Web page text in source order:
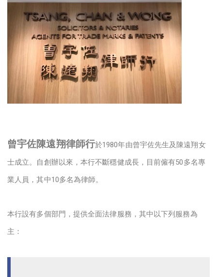
曾宇佐陳遠翔律師行於1980年由曾宇佐先生及陳遠翔女
士成立。自創辦以來，本行不斷穩健成長，目前僱有50多名專
業人員，其中10多名為律師。
本行設有多個部門，提供全面法律服務，其中以下列服務為
主：